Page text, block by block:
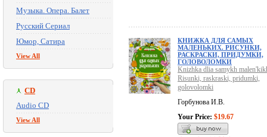
Музыка. Опера. Балет
Русский Сериал
Юмор, Сатира
View All
CD
Audio CD
View All
КНИЖКА ДЛЯ САМЫХ
МАЛЕНЬКИХ. РИСУНКИ,
РАСКРАСКИ, ПРИДУМКИ,
ГОЛОВОЛОМКИ
Knizhka dlia samykh
Risunki, raskraski, pridumki,
golovolomki
Горбунова И.В.
Your Price: $19.67